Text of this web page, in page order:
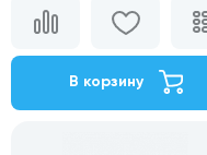
В корзину